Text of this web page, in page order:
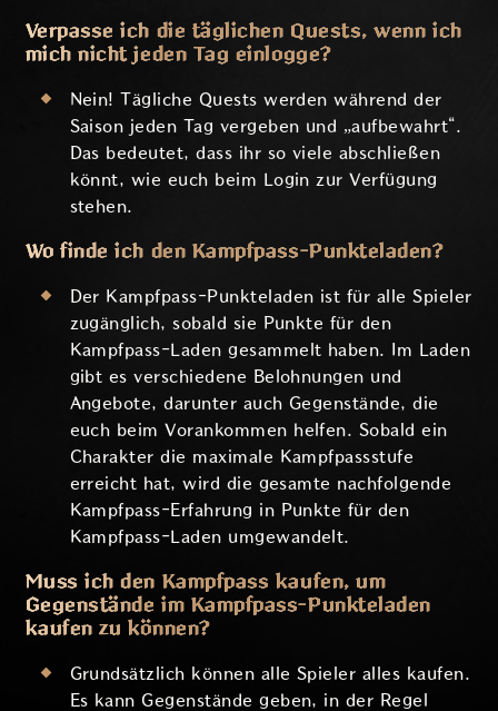
Verpasse ich die täglichen Quests, wenn ich
mich nicht jeden Tag einlogge?
Nein! Tägliche Quests werden während der
Saison jeden Tag vergeben und „aufbewahrt“.
Das bedeutet, dass ihr so viele abschließen
könnt, wie euch beim Login zur Verfügung
stehen.
Wo finde ich den Kampfpass-Punkteladen?
Der Kampfpass-Punkteladen ist für alle Spieler
zugänglich, sobald sie Punkte für den
Kampfpass-Laden gesammelt haben. Im Laden
gibt es verschiedene Belohnungen und
Angebote, darunter auch Gegenstände, die
euch beim Vorankommen helfen. Sobald ein
Charakter die maximale Kampfpassstufe
erreicht hat, wird die gesamte nachfolgende
Kampfpass-Erfahrung in Punkte für den
Kampfpass-Laden umgewandelt.
Muss ich den Kampfpass kaufen, um
Gegenstände im Kampfpass-Punkteladen
kaufen zu können?
Grundsätzlich können alle Spieler alles kaufen.
Es kann Gegenstände geben, in der Regel